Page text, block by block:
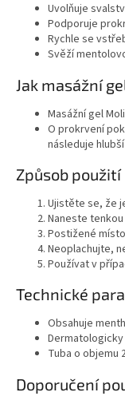
Uvolňuje
Podporuje
Rychle se
Svěží
Jak masážní
Masážní gel
O prokrvení
následuje
Způsob použití
Ujistěte se, že
Naneste
Postižené
Neoplachujte,
Používat v
Technické
Obsahuje
Tuba o objemu
Doporučení